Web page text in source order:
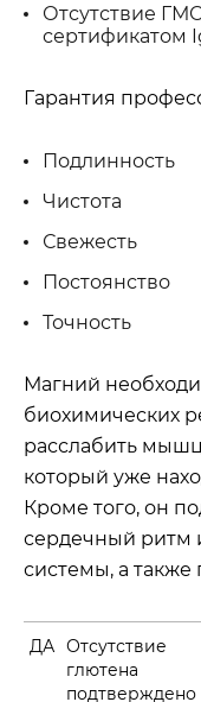
Отсутствие
сертификатом
Гарантия
Подлинность
Чистота
Свежесть
Постоянство
Точность
Магний
биохимических
расслабить
который уже
Кроме того, он
сердечный ритм
системы, а также
ДА Отсутствие
глютена
подтверждено